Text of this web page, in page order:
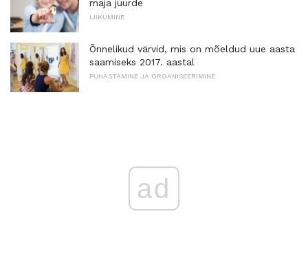
maja juurde
LIIKUMINE
Õnnelikud värvid, mis on mõeldud uue aasta
saamiseks 2017. aastal
PUHASTAMINE JA ORGANISEERIMINE
ad